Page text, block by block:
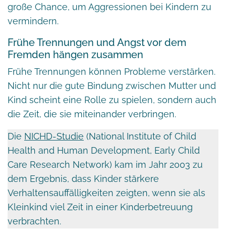
große Chance, um Aggressionen bei Kindern zu
vermindern.
Frühe Trennungen und Angst vor dem
Fremden hängen zusammen
Frühe Trennungen können Probleme verstärken.
Nicht nur die gute Bindung zwischen Mutter und
Kind scheint eine Rolle zu spielen, sondern auch
die Zeit, die sie miteinander verbringen.
Die NICHD-Studie (National Institute of Child
Health and Human Development, Early Child
Care Research Network) kam im Jahr 2003 zu
dem Ergebnis, dass Kinder stärkere
Verhaltensauffälligkeiten zeigten, wenn sie als
Kleinkind viel Zeit in einer Kinderbetreuung
verbrachten.